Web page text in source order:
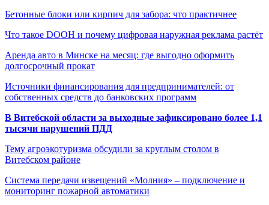
Бетонные блоки или кирпич для забора: что практичнее
Что такое DOOH и почему цифровая наружная реклама растёт
Аренда авто в Минске на месяц: где выгодно оформить
долгосрочный прокат
Источники финансирования для предпринимателей: от
собственных средств до банковских программ
В Витебской области за выходные зафиксировано более 1,1
тысячи нарушений ПДД
Тему агроэкотуризма обсудили за круглым столом в
Витебском районе
Система передачи извещений «Молния» – подключение и
мониторинг пожарной автоматики